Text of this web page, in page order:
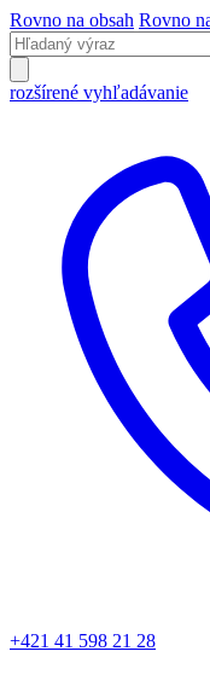
Rovno na obsah Rovno
rozšírené vyhľadávanie
+421 41 598 21 28